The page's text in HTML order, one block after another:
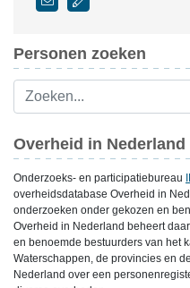
Personen zoeken
Overheid in Nederland
Onderzoeks- en participatiebureau
overheidsdatabase Overheid in
onderzoeken onder gekozen en
Overheid in Nederland beheert
en benoemde bestuurders van het
Waterschappen, de provincies en
Nederland over een